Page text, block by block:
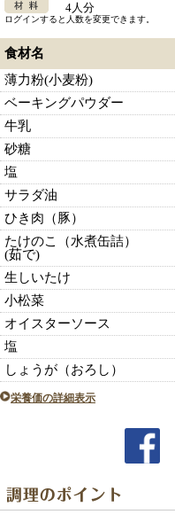
4人分
ログインすると人数を変更できます。
食材名
薄力粉(小麦粉)
ベーキングパウダー
牛乳
砂糖
塩
サラダ油
ひき肉（豚）
たけのこ（水煮缶詰）
(茹で)
生しいたけ
小松菜
オイスターソース
塩
しょうが（おろし）
栄養価の詳細表示